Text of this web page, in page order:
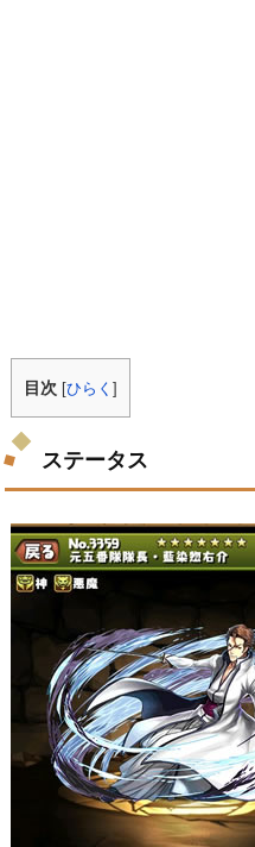
目次 [ひらく]
ステータス